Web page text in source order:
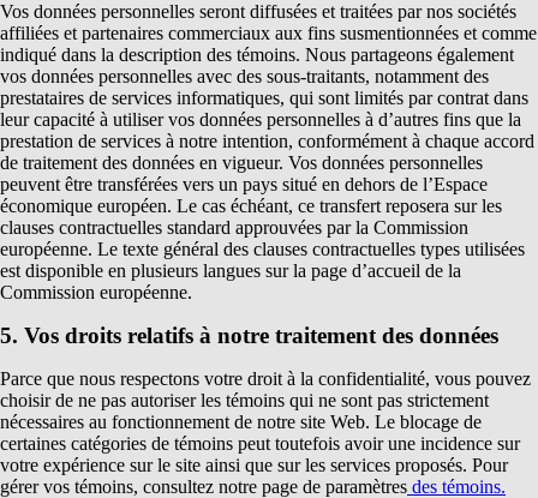
Vos données personnelles seront diffusées et traitées par nos sociétés
affiliées et partenaires commerciaux aux fins susmentionnées et comme
indiqué dans la description des témoins. Nous partageons également
vos données personnelles avec des sous-traitants, notamment des
prestataires de services informatiques, qui sont limités par contrat dans
leur capacité à utiliser vos données personnelles à d’autres fins que la
prestation de services à notre intention, conformément à chaque accord
de traitement des données en vigueur. Vos données personnelles
peuvent être transférées vers un pays situé en dehors de l’Espace
économique européen. Le cas échéant, ce transfert reposera sur les
clauses contractuelles standard approuvées par la Commission
européenne. Le texte général des clauses contractuelles types utilisées
est disponible en plusieurs langues sur la page d’accueil de la
Commission européenne.
5. Vos droits relatifs à notre traitement des données
Parce que nous respectons votre droit à la confidentialité, vous pouvez
choisir de ne pas autoriser les témoins qui ne sont pas strictement
nécessaires au fonctionnement de notre site Web. Le blocage de
certaines catégories de témoins peut toutefois avoir une incidence sur
votre expérience sur le site ainsi que sur les services proposés. Pour
gérer vos témoins, consultez notre page de paramètres des témoins.